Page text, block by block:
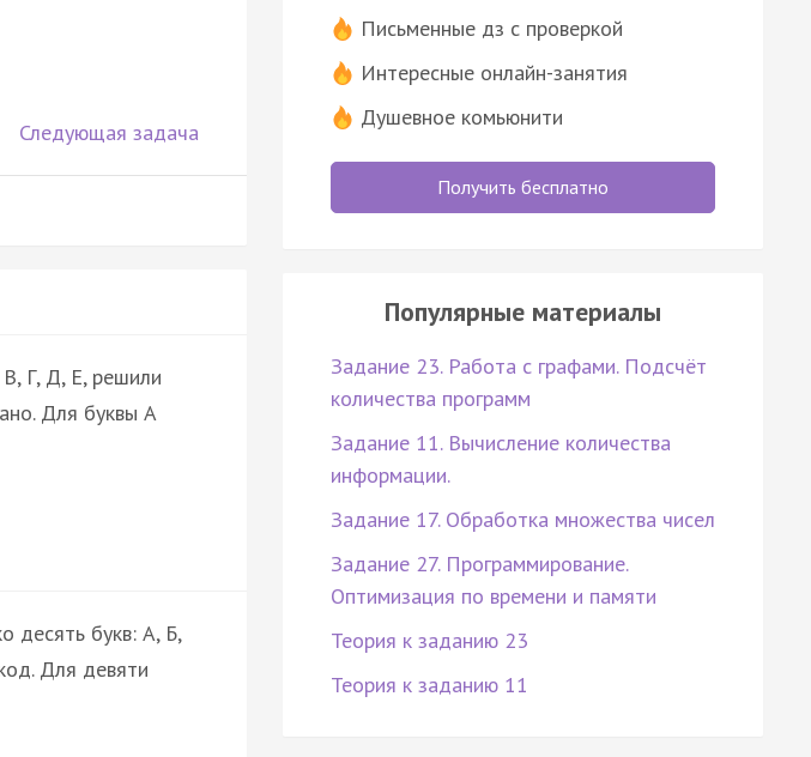
Следующая задача
Г, Д, Е, решили
Для буквы А
десять букв: А, Б,
Для девяти
Письменные дз с проверкой
Интересные онлайн-занятия
Душевное комьюнити
Получить бесплатно
Популярные материалы
Задание 23. Работа с графами. Подсчёт
количества программ
Задание 11. Вычисление количества
информации.
Задание 17. Обработка множества чисел
Задание 27. Программирование.
Оптимизация по времени и памяти
Теория к заданию 23
Теория к заданию 11